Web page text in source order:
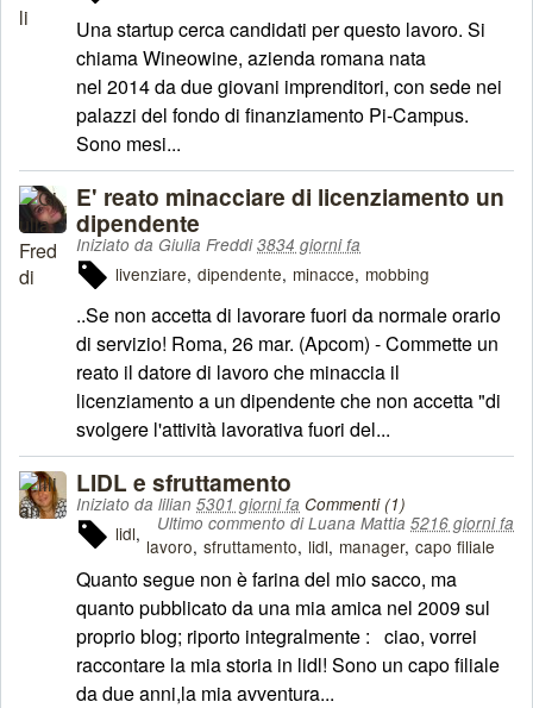
Una startup cerca candidati per questo lavoro. Si
chiama Wineowine, azienda romana nata
nel 2014 da due giovani imprenditori, con sede nei
palazzi del fondo di finanziamento Pi-Campus.
Sono mesi...
E' reato minacciare di licenziamento un
dipendente
Iniziato da Giulia Freddi3834 giorni fa
livenziare dipendente minacce mobbing
..Se non accetta di lavorare fuori da normale orario
di servizio! Roma, 26 mar. (Apcom) - Commette un
reato il datore di lavoro che minaccia il
licenziamento a un dipendente che non accetta "di
svolgere l'attività lavorativa fuori del...
LIDL e sfruttamento
Iniziato da lilian 5301 giorni fa Commenti (1)
Ultimo commento di Luana Mattia 5216 giorni fa
lidl
lavoro sfruttamento lidl manager capo filiale
Quanto segue non è farina del mio sacco, ma
quanto pubblicato da una mia amica nel 2009 sul
proprio blog; riporto integralmente : ciao, vorrei
raccontare la mia storia in lidl! Sono un capo filiale
da due anni,la mia avventura...